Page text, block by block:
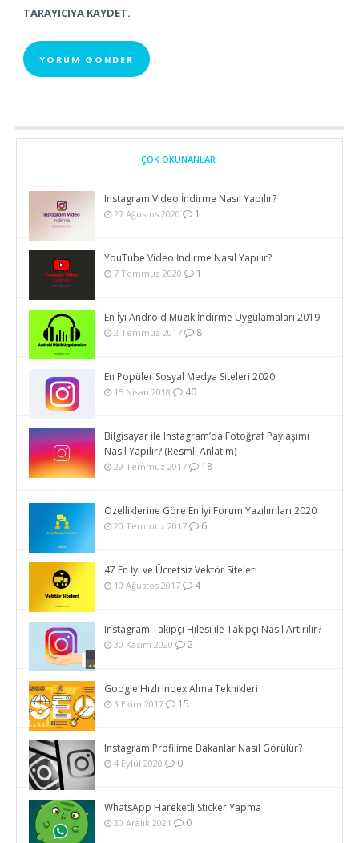
TARAYICIYA KAYDET.
ÇOK OKUNANLAR
Instagram Video İndirme Nasıl Yapılır?
27 Ağustos 2020 1
YouTube Video İndirme Nasıl Yapılır?
7 Temmuz 2020 1
En İyi Android Müzik İndirme Uygulamaları 2019
2 Temmuz 2017 8
En Popüler Sosyal Medya Siteleri 2020
15 Nisan 2018 40
Bilgisayar ile Instagram’da Fotoğraf Paylaşımı
Nasıl Yapılır? (Resmli Anlatım)
29 Temmuz 2017 18
Özelliklerine Göre En İyi Forum Yazılımları 2020
20 Temmuz 2017 6
47 En İyi ve Ücretsiz Vektör Siteleri
10 Ağustos 2017 4
Instagram Takipçi Hilesi ile Takipçi Nasıl Artırılır?
30 Kasım 2020 2
Google Hızlı Index Alma Teknikleri
3 Ekim 2017 15
Instagram Profilime Bakanlar Nasıl Görülür?
4 Eylül 2020 0
WhatsApp Hareketli Sticker Yapma
30 Aralık 2021 0